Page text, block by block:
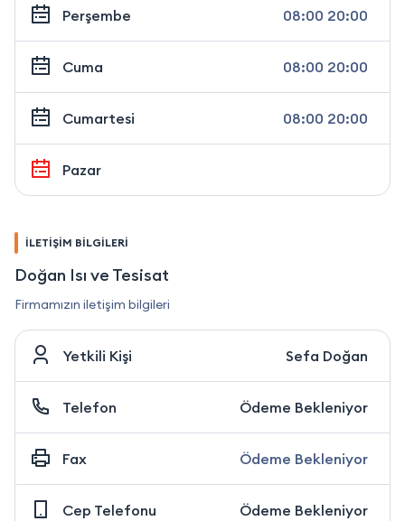
Perşembe 08:00 20:00
Cuma 08:00 20:00
Cumartesi 08:00 20:00
Pazar
İLETİŞİM BİLGİLERİ
Doğan Isı ve Tesisat
Firmamızın iletişim bilgileri
Yetkili Kişi Sefa Doğan
Telefon Ödeme Bekleniyor
Fax Ödeme Bekleniyor
Cep Telefonu Ödeme Bekleniyor